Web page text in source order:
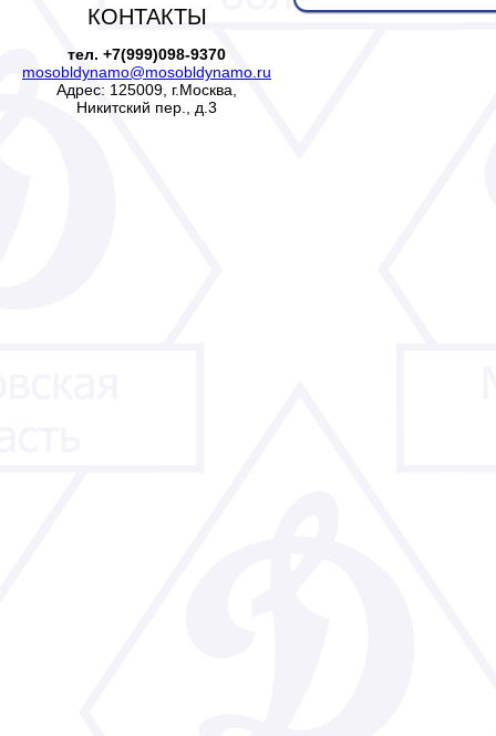
КОНТАКТЫ
тел. +7(999)098-9370
mosobldynamo@mosobldynamo.ru
Адрес: 125009, г.Москва,
Никитский пер., д.3